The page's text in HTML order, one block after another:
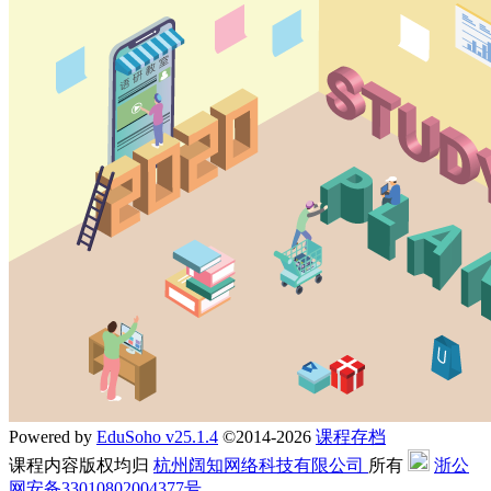
Powered by EduSoho v25.1.4 ©2014-2026 课程存档
课程内容版权均归 杭州阔知网络科技有限公司 所有
浙公